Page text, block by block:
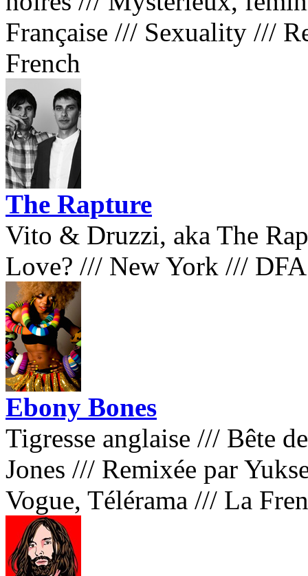
Française /// Sexuality ///
French
The Rapture
Vito & Druzzi, aka The
Love? /// New York ///
Ebony Bones
Tigresse anglaise /// Bête
Jones /// Remixée par
Vogue, Télérama /// La